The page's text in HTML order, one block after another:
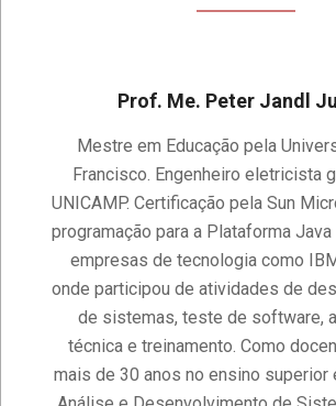
Prof. Me. Peter Jandl
Mestre em Educação pela
Francisco. Engenheiro eletricista
UNICAMP. Certificação pela Sun
programação para a Plataforma Java
empresas de tecnologia como
onde participou de atividades de
de sistemas, teste de software,
técnica e treinamento. Como
mais de 30 anos no ensino superior